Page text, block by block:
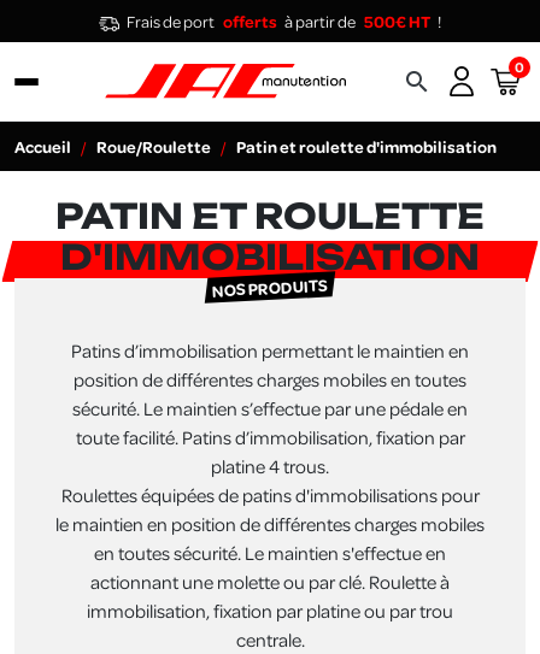
Frais de port offerts à partir de 500€ HT !
search 0
Accueil Roue/Roulette Patin et roulette d'immobilisation
PATIN ET ROULETTE
D'IMMOBILISATION
NOS PRODUITS
Patins d’immobilisation permettant le maintien en
position de différentes charges mobiles en toutes
sécurité. Le maintien s’effectue par une pédale en
toute facilité. Patins d’immobilisation, fixation par
platine 4 trous.
Roulettes équipées de patins d'immobilisations pour
le maintien en position de différentes charges mobiles
en toutes sécurité. Le maintien s'effectue en
actionnant une molette ou par clé. Roulette à
immobilisation, fixation par platine ou par trou
centrale.